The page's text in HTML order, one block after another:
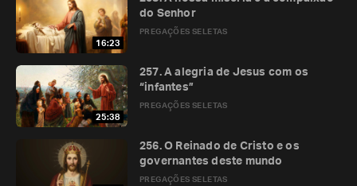
16:23
PREGAÇÕES SELETAS
do Senhor
25:38
PREGAÇÕES SELETAS
257. A alegria de Jesus com os
“infantes”
PREGAÇÕES SELETAS
256. O Reinado de Cristo e os
governantes deste mundo